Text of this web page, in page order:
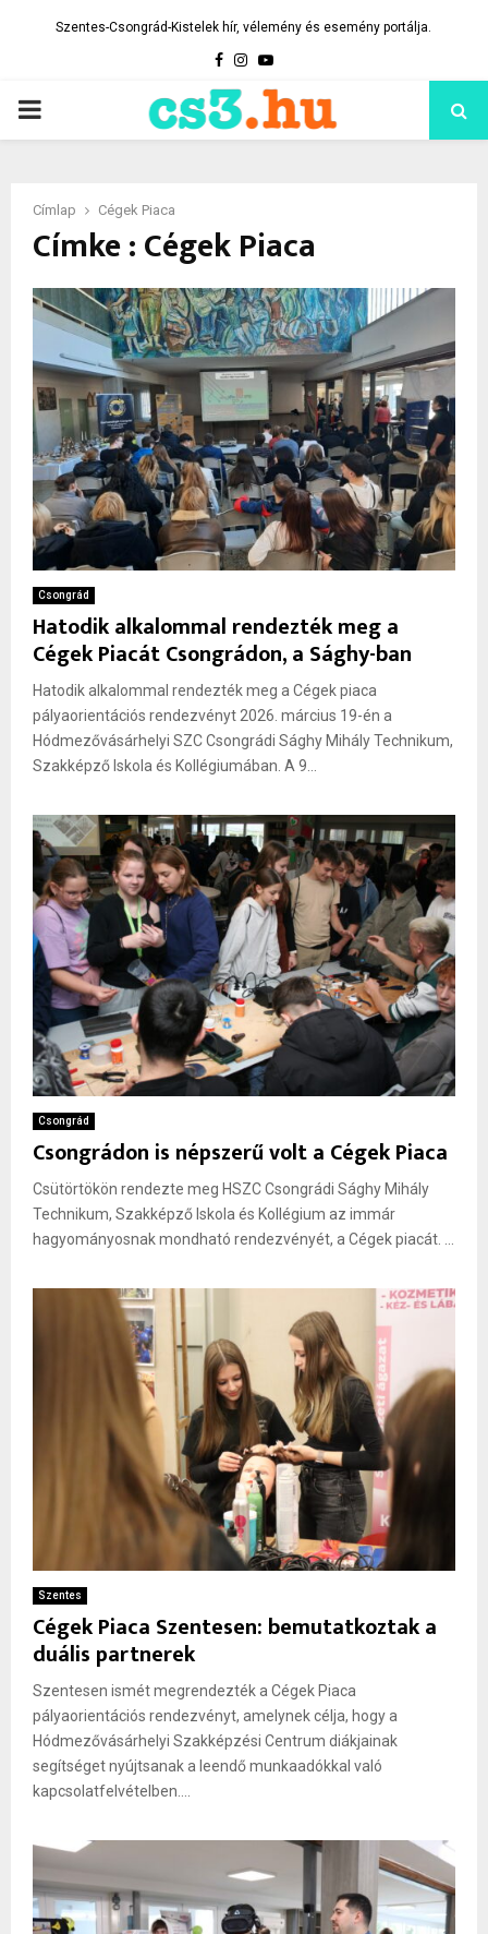
Szentes-Csongrád-Kistelek hír, vélemény és esemény portálja.
Facebook
Instagram
Youtube
PRIMARY
Címlap Cégek Piaca
Címke : Cégek Piaca
Csongrád
Hatodik alkalommal rendezték meg a
Cégek Piacát Csongrádon, a Sághy-ban
Hatodik alkalommal rendezték meg a Cégek piaca
pályaorientációs rendezvényt 2026. március 19-én a
Hódmezővásárhelyi SZC Csongrádi Sághy Mihály Technikum,
Szakképző Iskola és Kollégiumában. A 9...
Csongrád
Csongrádon is népszerű volt a Cégek Piaca
Csütörtökön rendezte meg HSZC Csongrádi Sághy Mihály
Technikum, Szakképző Iskola és Kollégium az immár
hagyományosnak mondható rendezvényét, a Cégek piacát. ...
Szentes
Cégek Piaca Szentesen: bemutatkoztak a
duális partnerek
Szentesen ismét megrendezték a Cégek Piaca
pályaorientációs rendezvényt, amelynek célja, hogy a
Hódmezővásárhelyi Szakképzési Centrum diákjainak
segítséget nyújtsanak a leendő munkaadókkal való
kapcsolatfelvételben....